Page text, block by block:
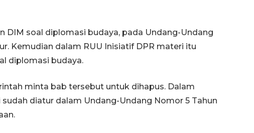
DIM soal diplomasi budaya, pada Undang-Undang
Kemudian dalam RUU Inisiatif DPR materi itu
diplomasi budaya.
minta bab tersebut untuk dihapus. Dalam
diatur dalam Undang-Undang Nomor 5 Tahun